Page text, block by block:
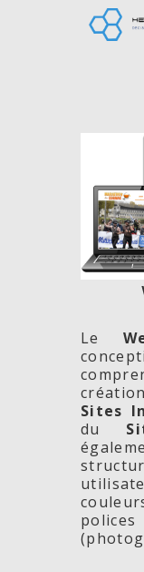
Le
Sites
du